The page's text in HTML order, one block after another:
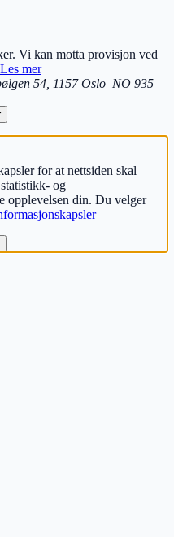
Vi kan motta provisjon ved
Les mer
54, 1157 Oslo NO 935
for at nettsiden skal
og
opplevelsen din. Du velger